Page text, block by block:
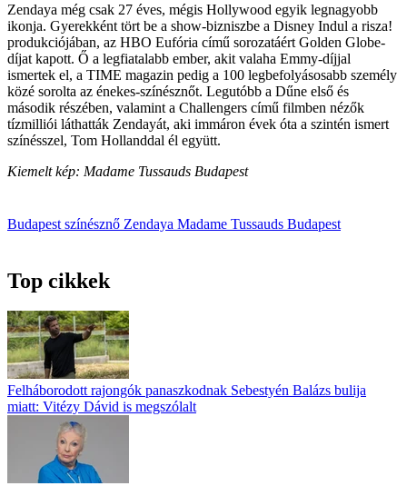
Zendaya még csak 27 éves, mégis Hollywood egyik legnagyobb
ikonja. Gyerekként tört be a show-bizniszbe a Disney Indul a risza!
produkciójában, az HBO Eufória című sorozatáért Golden Globe-
díjat kapott. Ő a legfiatalabb ember, akit valaha Emmy-díjjal
ismertek el, a TIME magazin pedig a 100 legbefolyásosabb személy
közé sorolta az énekes-színésznőt. Legutóbb a Dűne első és
második részében, valamint a Challengers című filmben nézők
tízmilliói láthatták Zendayát, aki immáron évek óta a szintén ismert
színésszel, Tom Hollanddal él együtt.
Kiemelt kép: Madame Tussauds Budapest
Budapest színésznő Zendaya Madame Tussauds Budapest
Top cikkek
Felháborodott rajongók panaszkodnak Sebestyén Balázs bulija
miatt: Vitézy Dávid is megszólalt